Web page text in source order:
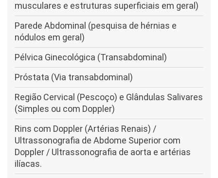
musculares e estruturas superficiais em geral)
Parede Abdominal (pesquisa de hérnias e
nódulos em geral)
Pélvica Ginecológica (Transabdominal)
Próstata (Via transabdominal)
Região Cervical (Pescoço) e Glândulas Salivares
(Simples ou com Doppler)
Rins com Doppler (Artérias Renais) /
Ultrassonografia de Abdome Superior com
Doppler / Ultrassonografia de aorta e artérias
ilíacas.